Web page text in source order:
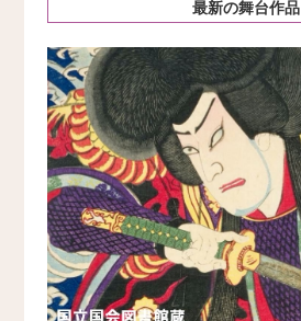
最新の舞台作品